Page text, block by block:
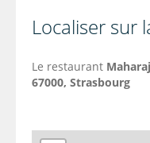
Localiser sur
Le restaurant
67000, Strasbourg